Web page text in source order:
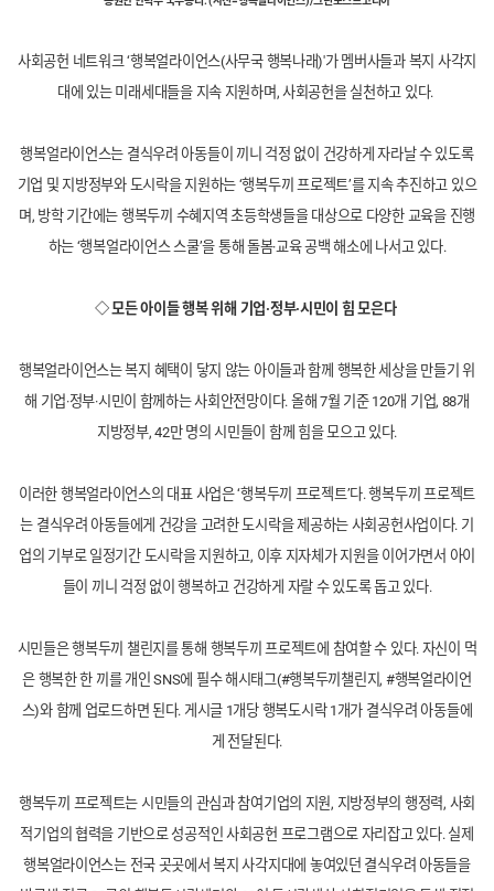
사회공헌 네트워크 ‘행복얼라이언스(사무국 행복나래)'가 멤버사들과 복지 사각지
대에 있는 미래세대들을 지속 지원하며, 사회공헌을 실천하고 있다.
행복얼라이언스는 결식우려 아동들이 끼니 걱정 없이 건강하게 자라날 수 있도록
기업 및 지방정부와 도시락을 지원하는 ‘행복두끼 프로젝트’를 지속 추진하고 있으
며, 방학 기간에는 행복두끼 수혜지역 초등학생들을 대상으로 다양한 교육을 진행
하는 ‘행복얼라이언스 스쿨’을 통해 돌봄·교육 공백 해소에 나서고 있다.
◇ 모든 아이들 행복 위해 기업·정부·시민이 힘 모은다
행복얼라이언스는 복지 혜택이 닿지 않는 아이들과 함께 행복한 세상을 만들기 위
해 기업·정부·시민이 함께하는 사회안전망이다. 올해 7월 기준 120개 기업, 88개
지방정부, 42만 명의 시민들이 함께 힘을 모으고 있다.
이러한 행복얼라이언스의 대표 사업은 ‘행복두끼 프로젝트’다. 행복두끼 프로젝트
는 결식우려 아동들에게 건강을 고려한 도시락을 제공하는 사회공헌사업이다. 기
업의 기부로 일정기간 도시락을 지원하고, 이후 지자체가 지원을 이어가면서 아이
들이 끼니 걱정 없이 행복하고 건강하게 자랄 수 있도록 돕고 있다.
시민들은 행복두끼 챌린지를 통해 행복두끼 프로젝트에 참여할 수 있다. 자신이 먹
은 행복한 한 끼를 개인 SNS에 필수 해시태그(#행복두끼챌린지, #행복얼라이언
스)와 함께 업로드하면 된다. 게시글 1개당 행복도시락 1개가 결식우려 아동들에
게 전달된다.
행복두끼 프로젝트는 시민들의 관심과 참여기업의 지원, 지방정부의 행정력, 사회
적기업의 협력을 기반으로 성공적인 사회공헌 프로그램으로 자리잡고 있다. 실제
행복얼라이언스는 전국 곳곳에서 복지 사각지대에 놓여있던 결식우려 아동들을